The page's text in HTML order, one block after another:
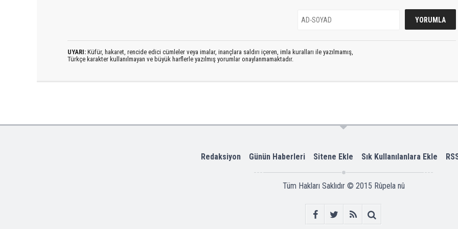
UYARI: Küfür, hakaret, rencide edici cümleler veya imalar, inançlara saldırı içeren, imla kuralları ile yazılmamış,
Türkçe karakter kullanılmayan ve büyük harflerle yazılmış yorumlar onaylanmamaktadır.
Redaksiyon Günün Haberleri Sitene Ekle Sık Kullanılanlara Ekle
Tüm Hakları Saklıdır © 2015 Rûpela nû